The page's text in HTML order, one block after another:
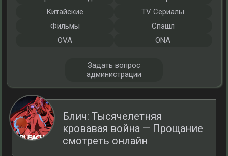
Блич: Тысячелетняя
кровавая война — Прощание
смотреть онлайн
Китайские
TV Сериалы
Фильмы
Спэшл
OVA
ONA
Задать вопрос
администрации